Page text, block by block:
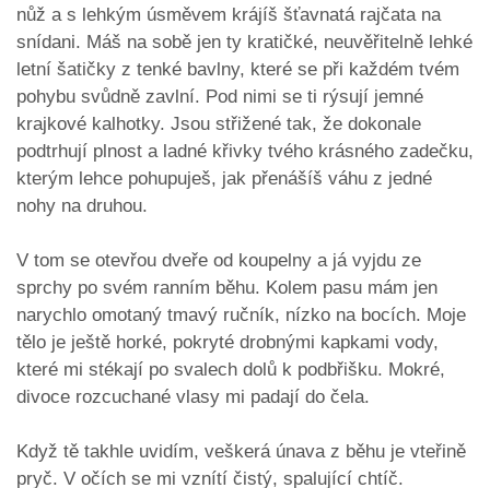
nůž a s lehkým úsměvem krájíš šťavnatá rajčata na
snídani. Máš na sobě jen ty kratičké, neuvěřitelně lehké
letní šatičky z tenké bavlny, které se při každém tvém
pohybu svůdně zavlní. Pod nimi se ti rýsují jemné
krajkové kalhotky. Jsou střižené tak, že dokonale
podtrhují plnost a ladné křivky tvého krásného zadečku,
kterým lehce pohupuješ, jak přenášíš váhu z jedné
nohy na druhou.
​V tom se otevřou dveře od koupelny a já vyjdu ze
sprchy po svém ranním běhu. Kolem pasu mám jen
narychlo omotaný tmavý ručník, nízko na bocích. Moje
tělo je ještě horké, pokryté drobnými kapkami vody,
které mi stékají po svalech dolů k podbřišku. Mokré,
divoce rozcuchané vlasy mi padají do čela.
​Když tě takhle uvidím, veškerá únava z běhu je vteřině
pryč. V očích se mi vznítí čistý, spalující chtíč.